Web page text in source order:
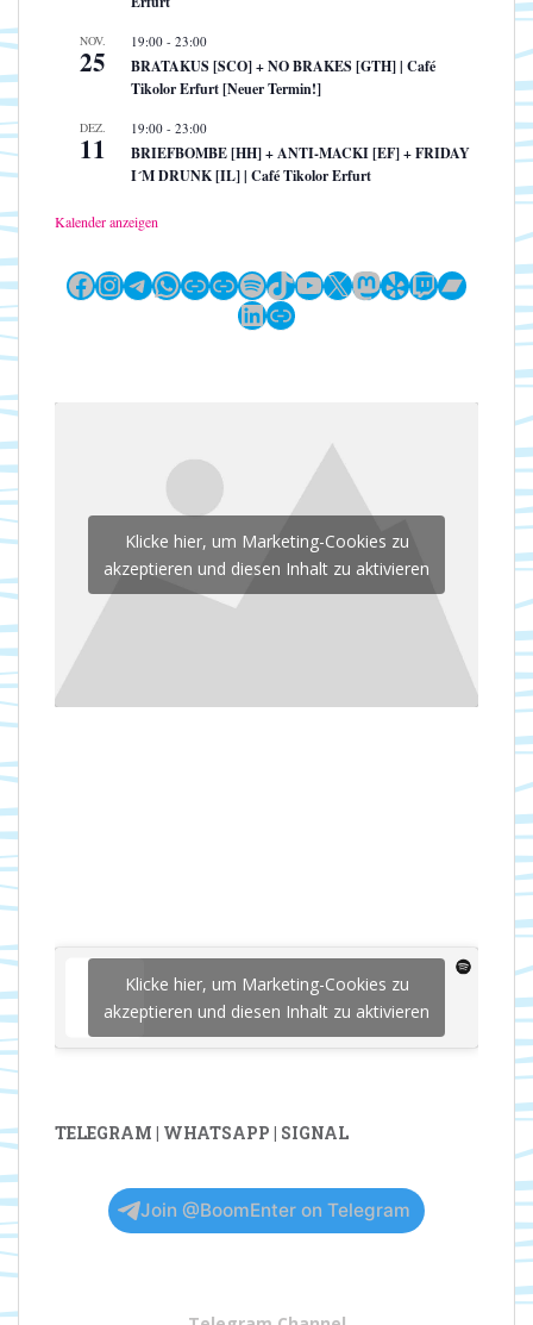
NOV.
25
19:00 - 23:00
BRATAKUS [SCO] + NO BRAKES [GTH] | Café
Tikolor Erfurt [Neuer Termin!]
DEZ.
11
19:00 - 23:00
BRIEFBOMBE [HH] + ANTI-MACKI [EF] + FRIDAY
I´M DRUNK [IL] | Café Tikolor Erfurt
Kalender anzeigen
Facebook
Instagram
Telegram
WhatsApp
LinkLinkSpotify
TikTok
YouTube
X Mastodon
YelpTwitch
LinkedIn
Link
Klicke hier, um Marketing-Cookies zu
akzeptieren und diesen Inhalt zu aktivieren
Klicke hier, um Marketing-Cookies zu
akzeptieren und diesen Inhalt zu aktivieren
TELEGRAM | WHATSAPP | SIGNAL
Join @BoomEnter on Telegram